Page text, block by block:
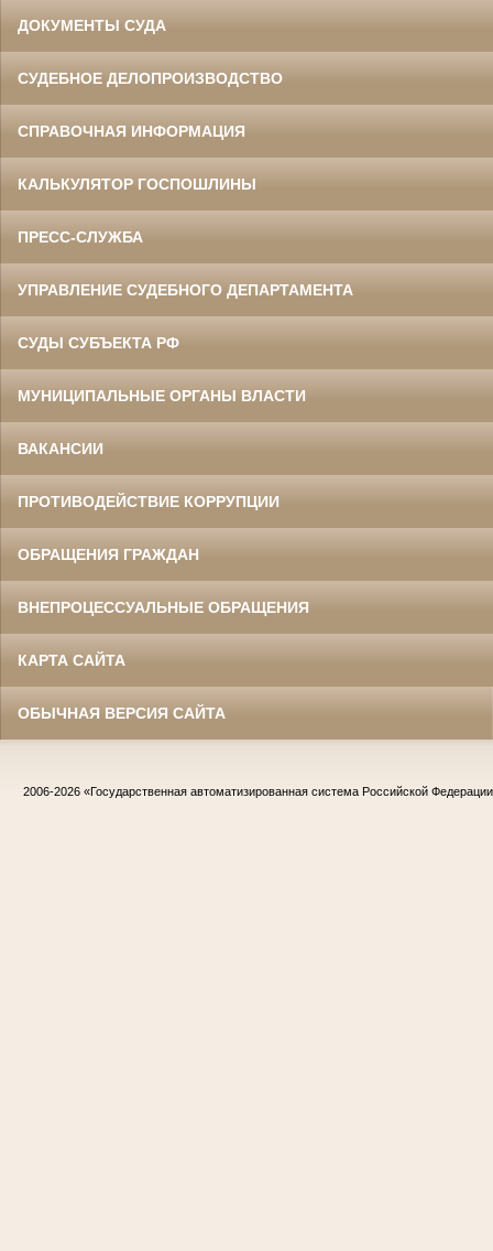
ДОКУМЕНТЫ СУДА
СУДЕБНОЕ ДЕЛОПРОИЗВОДСТВО
СПРАВОЧНАЯ ИНФОРМАЦИЯ
КАЛЬКУЛЯТОР ГОСПОШЛИНЫ
ПРЕСС-СЛУЖБА
УПРАВЛЕНИЕ СУДЕБНОГО ДЕПАРТАМЕНТА
СУДЫ СУБЪЕКТА РФ
МУНИЦИПАЛЬНЫЕ ОРГАНЫ ВЛАСТИ
ВАКАНСИИ
ПРОТИВОДЕЙСТВИЕ КОРРУПЦИИ
ОБРАЩЕНИЯ ГРАЖДАН
ВНЕПРОЦЕССУАЛЬНЫЕ ОБРАЩЕНИЯ
КАРТА САЙТА
ОБЫЧНАЯ ВЕРСИЯ САЙТА
2006-2026 «Государственная автоматизированная система Российской